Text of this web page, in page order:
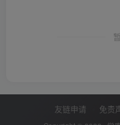
友链申请 免责